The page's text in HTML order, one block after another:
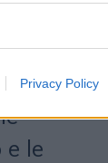
Privacy Policy
come
è un
le